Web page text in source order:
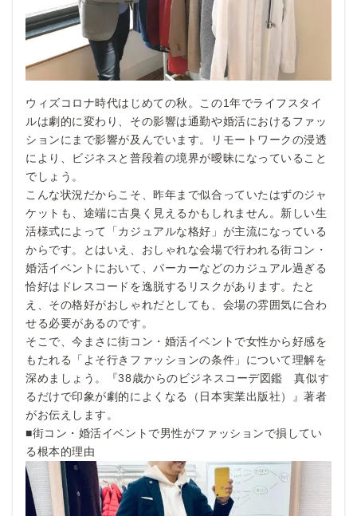
ウィズコロナ時代はじめての秋。この1年でライフスタイ
ルは劇的に変わり、その影響は通勤や婚活におけるファッ
ションにまで影響が及んでいます。リモートワークの浸透
により、ビジネスと普段着の境界が曖昧になっていること
でしょう。
こんな状況だからこそ、昨年まで似合っていたはずのジャ
ケットも、途端に古臭く見えるかもしれません。新しい生
活様式によって「カジュアルな格好」が主流になっている
からです。とはいえ、おしゃれな会場で行われる街コン・
婚活イベントにおいて、パーカーなどのカジュアル過ぎる
恰好はドレスコードを逸脱するリスクがあります。たと
え、その格好がおしゃれだとしても、会場の雰囲気に合わ
せる必要があるのです。
そこで、今まさに街コン・婚活イベントで女性から好感を
もたれる「よそ行きファッションの条件」について理解を
深めましょう。『38歳からのビジネスコーデ図鑑 真似す
るだけで印象が劇的によくなる（日本実業出版社）』著者
がお伝えします。
■街コン・婚活イベントで男性がファッションで損してい
る根本的理由